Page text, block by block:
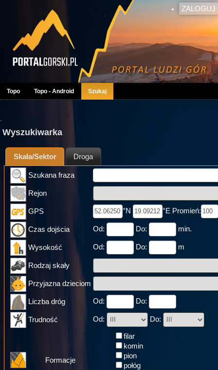
ZALOGUJ
Topo Topo - Android Szukaj
Wyszukiwarka
Skała/Sektor Droga
Szukana fraza
Rejon
GPS °N °E Promień:
Czas dojścia Od: Do: min.
Wysokość Od: Do: m
Rodzaj skały
Przyjazna dzieciom
Liczba dróg Od: Do:
Trudność Od: Do:
Formacje
filar
komin
pion
połóg